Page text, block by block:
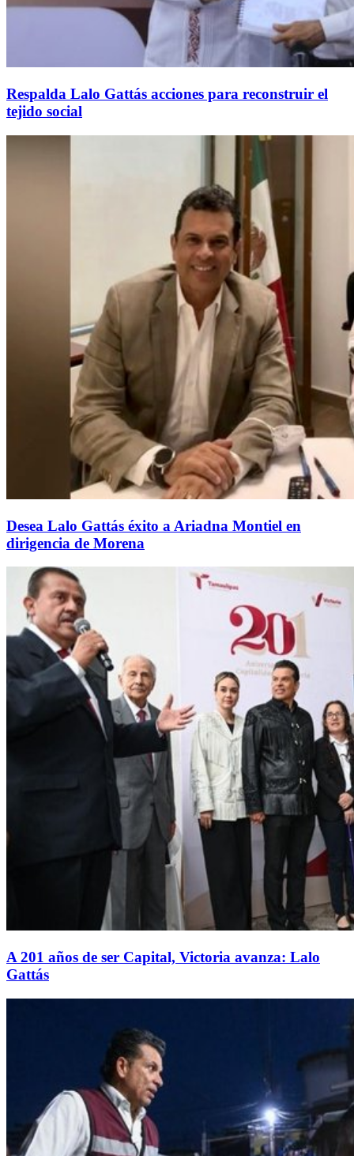
Respalda Lalo Gattás acciones para reconstruir el
tejido social
Desea Lalo Gattás éxito a Ariadna Montiel en
dirigencia de Morena
A 201 años de ser Capital, Victoria avanza: Lalo
Gattás